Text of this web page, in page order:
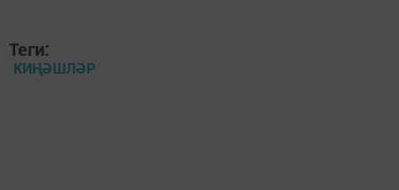
Теги:
КИҢӘШЛӘР